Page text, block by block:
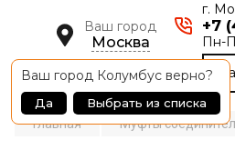
Ваш город
Москва
Ваш город Колумбусверно?
Да Выбрать из списка
г.
+7
Пн-
Главная Муфты